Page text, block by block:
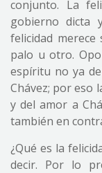
conjunto. La
gobierno dicta
felicidad
palo u otro.
espíritu no ya
Chávez; por eso
y del amor a
también en
¿Qué es la
decir. Por lo